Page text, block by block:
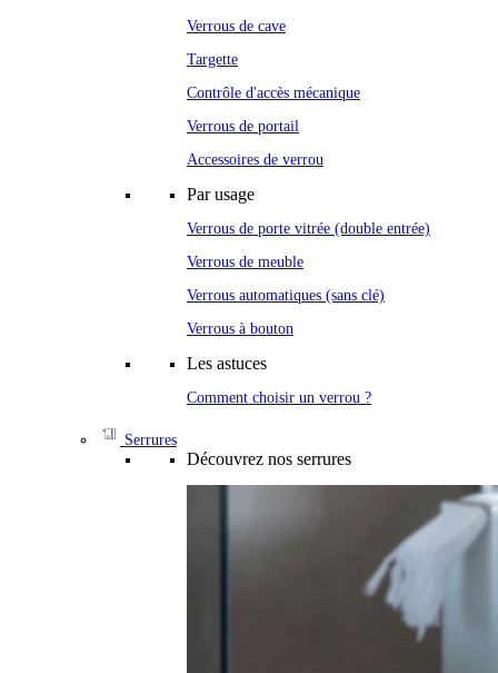
Verrous de cave
Targette
Contrôle d'accès mécanique
Verrous de portail
Accessoires de verrou
Par usage
Verrous de porte vitrée (double entrée)
Verrous de meuble
Verrous automatiques (sans clé)
Verrous à bouton
Les astuces
Comment choisir un verrou ?
Serrures
Découvrez nos serrures